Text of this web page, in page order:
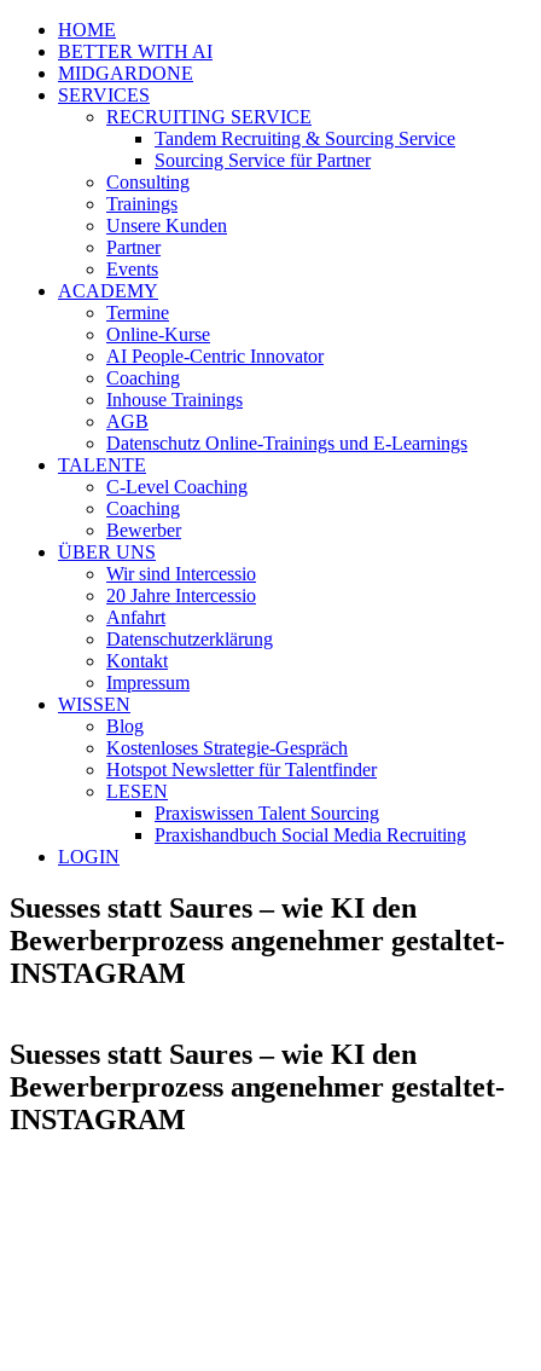
HOME
BETTER WITH AI
MIDGARDONE
SERVICES
RECRUITING SERVICE
Tandem Recruiting & Sourcing Service
Sourcing Service für Partner
Consulting
Trainings
Unsere Kunden
Partner
Events
ACADEMY
Termine
Online-Kurse
AI People-Centric Innovator
Coaching
Inhouse Trainings
AGB
Datenschutz Online-Trainings und E-Learnings
TALENTE
C-Level Coaching
Coaching
Bewerber
ÜBER UNS
Wir sind Intercessio
20 Jahre Intercessio
Anfahrt
Datenschutzerklärung
Kontakt
Impressum
WISSEN
Blog
Kostenloses Strategie-Gespräch
Hotspot Newsletter für Talentfinder
LESEN
Praxiswissen Talent Sourcing
Praxishandbuch Social Media Recruiting
LOGIN
Suesses statt Saures – wie KI den
Bewerberprozess angenehmer gestaltet-
INSTAGRAM
Suesses statt Saures – wie KI den
Bewerberprozess angenehmer gestaltet-
INSTAGRAM